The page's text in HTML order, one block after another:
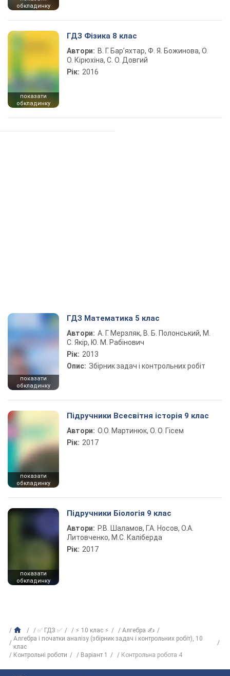
обкладинку
показати
обкладинку
ГДЗ Фізика 8 клас
Автори: В. Г. Бар’яхтар, Ф. Я. Божинова, О.
О. Кірюхіна, С. О. Довгий
Рік: 2016
показати
обкладинку
ГДЗ Математика 5 клас
Автори: А. Г. Мерзляк, В. Б. Полонський, М.
С. Якір, Ю. М. Рабінович
Рік: 2013
Опис: Збірник задач і контрольних робіт
показати
обкладинку
Підручники Всесвітня історія 9 клас
Автори: О.О. Мартинюк, О. О. Гісем
Рік: 2017
показати
обкладинку
Підручники Біологія 9 клас
Автори: Р.В. Шаламов, Г.А. Носов, О.А.
Литовченко, М.С. Каліберда
Рік: 2017
✅ ГДЗ ✅ ⚡ 10 клас ⚡
Алгебра ✍
Алгебра і початки аналізу (збірник задач і контрольних робіт), 10
клас
Контрольні роботи
Варіант 1 Контрольна робота 4